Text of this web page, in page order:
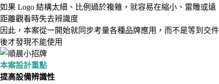
如果 Logo 結構太細、比例過於複雜，就容易在縮小、雷雕或遠
距離觀看時失去辨識度
因此，本案從一開始就同步考量各種品牌應用，而不是等到交件
後才發現不能使用
本案設計重點
提高設備辨識性